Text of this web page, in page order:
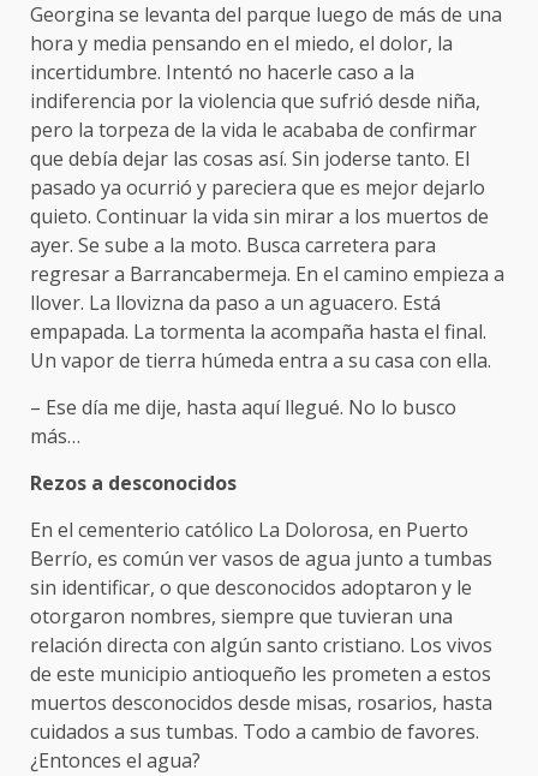
Georgina se levanta del parque luego de más de una
hora y media pensando en el miedo, el dolor, la
incertidumbre. Intentó no hacerle caso a la
indiferencia por la violencia que sufrió desde niña,
pero la torpeza de la vida le acababa de confirmar
que debía dejar las cosas así. Sin joderse tanto. El
pasado ya ocurrió y pareciera que es mejor dejarlo
quieto. Continuar la vida sin mirar a los muertos de
ayer. Se sube a la moto. Busca carretera para
regresar a Barrancabermeja. En el camino empieza a
llover. La llovizna da paso a un aguacero. Está
empapada. La tormenta la acompaña hasta el final.
Un vapor de tierra húmeda entra a su casa con ella.
– Ese día me dije, hasta aquí llegué. No lo busco
más…
Rezos a desconocidos
En el cementerio católico La Dolorosa, en Puerto
Berrío, es común ver vasos de agua junto a tumbas
sin identificar, o que desconocidos adoptaron y le
otorgaron nombres, siempre que tuvieran una
relación directa con algún santo cristiano. Los vivos
de este municipio antioqueño les prometen a estos
muertos desconocidos desde misas, rosarios, hasta
cuidados a sus tumbas. Todo a cambio de favores.
¿Entonces el agua?